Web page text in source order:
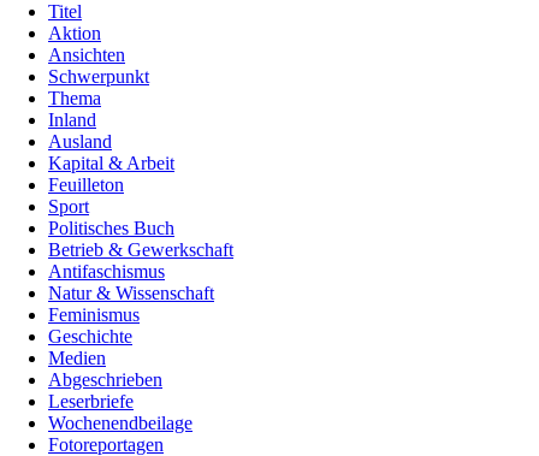
Titel
Aktion
Ansichten
Schwerpunkt
Thema
Inland
Ausland
Kapital & Arbeit
Feuilleton
Sport
Politisches Buch
Betrieb & Gewerkschaft
Antifaschismus
Natur & Wissenschaft
Feminismus
Geschichte
Medien
Abgeschrieben
Leserbriefe
Wochenendbeilage
Fotoreportagen